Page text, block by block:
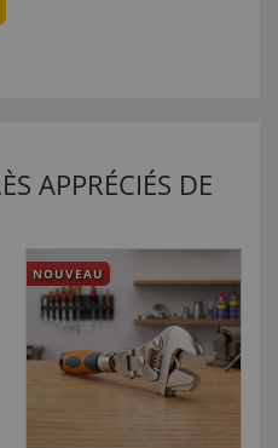
APPRÉCIÉS DE
NOUVEAU